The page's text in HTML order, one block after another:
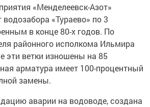
«Менделеевск-Азот»
«Тураево» по 3
в конце 80-х годов. По
районного исполкома Ильмира
эти ветки изношены на 85
арматура имеет 100-процентный
замены.
аварии на водоводе, создана